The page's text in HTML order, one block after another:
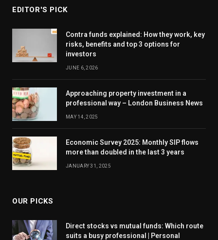
EDITOR'S PICK
Contra funds explained: How they work, key
risks, benefits and top 3 options for
investors
JUNE 6, 2026
Approaching property investment in a
professional way – London Business News
MAY 14, 2025
Economic Survey 2025: Monthly SIP flows
more than doubled in the last 3 years
JANUARY 31, 2025
OUR PICKS
Direct stocks vs mutual funds: Which route
suits a busy professional | Personal